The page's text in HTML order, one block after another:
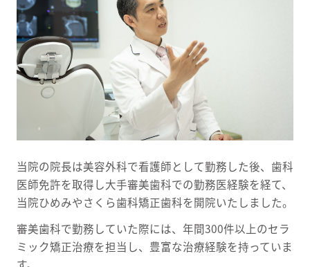
当院の院長は美容外科で看護師として勤務した後、歯科
医師免許を取得し大手審美歯科での勤務医経験を経て、
当院ひめみやさくら歯科矯正歯科を開院いたしました。
審美歯科で勤務していた際には、年間300件以上のセラ
ミック矯正治療を担当し、豊富な治療経験を持っていま